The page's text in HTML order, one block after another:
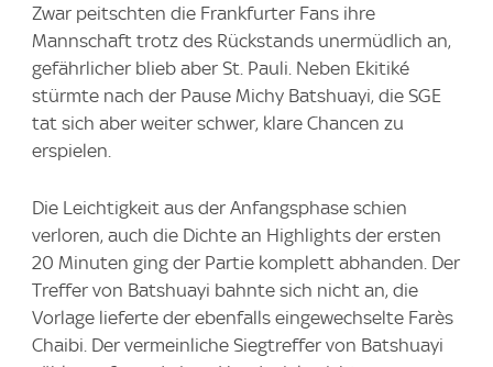
Zwar peitschten die Frankfurter Fans ihre
Mannschaft trotz des Rückstands unermüdlich an,
gefährlicher blieb aber St. Pauli. Neben Ekitiké
stürmte nach der Pause Michy Batshuayi, die SGE
tat sich aber weiter schwer, klare Chancen zu
erspielen.
Die Leichtigkeit aus der Anfangsphase schien
verloren, auch die Dichte an Highlights der ersten
20 Minuten ging der Partie komplett abhanden. Der
Treffer von Batshuayi bahnte sich nicht an, die
Vorlage lieferte der ebenfalls eingewechselte Farès
Chaibi. Der vermeinliche Siegtreffer von Batshuayi